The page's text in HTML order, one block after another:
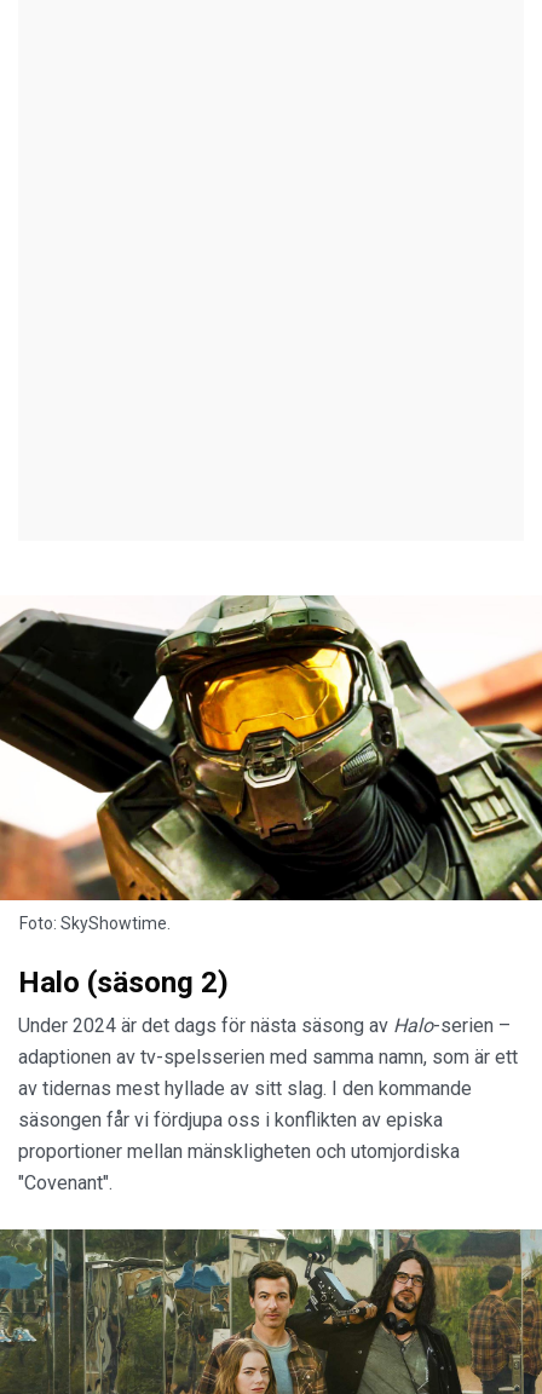
Foto: SkyShowtime.
Halo (säsong 2)
Under 2024 är det dags för nästa säsong av Halo-serien –
adaptionen av tv-spelsserien med samma namn, som är ett
av tidernas mest hyllade av sitt slag. I den kommande
säsongen får vi fördjupa oss i konflikten av episka
proportioner mellan mänskligheten och utomjordiska
"Covenant".